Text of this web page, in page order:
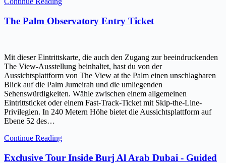
The Palm Observatory Entry Ticket
Mit dieser Eintrittskarte, die auch den Zugang zur beeindruckenden
The View-Ausstellung beinhaltet, hast du von der
Aussichtsplattform von The View at the Palm einen unschlagbaren
Blick auf die Palm Jumeirah und die umliegenden
Sehenswürdigkeiten. Wähle zwischen einem allgemeinen
Eintrittsticket oder einem Fast-Track-Ticket mit Skip-the-Line-
Privilegien. In 240 Metern Höhe bietet die Aussichtsplattform auf
Ebene 52 des…
Continue Reading
Exclusive Tour Inside Burj Al Arab Dubai - Guided